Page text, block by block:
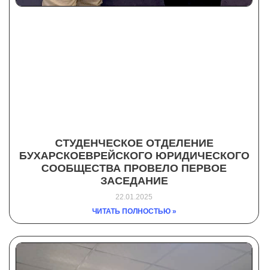
СТУДЕНЧЕСКОЕ ОТДЕЛЕНИЕ
БУХАРСКОЕВРЕЙСКОГО ЮРИДИЧЕСКОГО
СООБЩЕСТВА ПРОВЕЛО ПЕРВОЕ
ЗАСЕДАНИЕ
22.01.2025
ЧИТАТЬ ПОЛНОСТЬЮ »